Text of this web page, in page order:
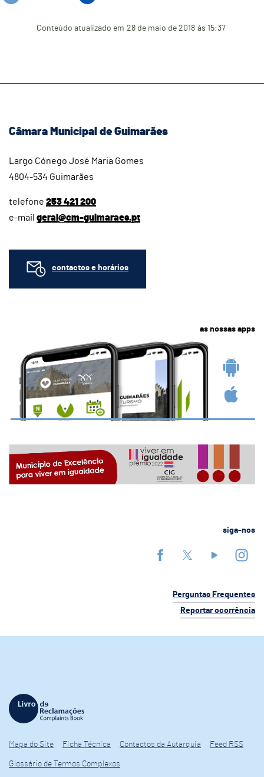
Conteúdo atualizado em 28 de maio de 2018 às 15:37
Câmara Municipal de Guimarães
Largo Cónego José Maria Gomes
4804-534 Guimarães
telefone 253 421 200
e-mail geral@cm-guimaraes.pt
contactos e horários
as nossas apps
siga-nos
Perguntas Frequentes
Reportar ocorrência
Mapa do Site Ficha Técnica Contactos da Autarquia Feed RSS
Glossário de Termos Complexos